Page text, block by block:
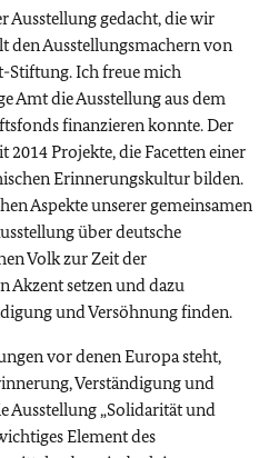
Ausstellung gedacht, die wir
den Ausstellungsmachern von
Stiftung. Ich freue mich
Amt die Ausstellung aus dem
finanzieren konnte. Der
Projekte, die Facetten einer
Erinnerungskultur bilden.
Aspekte unserer gemeinsamen
über deutsche
Volk zur Zeit der
setzen und dazu
und Versöhnung finden.
vor denen Europa steht,
Verständigung und
Ausstellung „Solidarität und
Element des